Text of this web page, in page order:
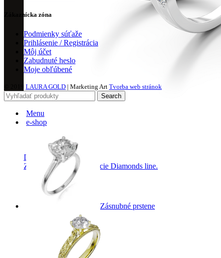
Diamond Line
Zásnubné prstne z kolekcie Diamonds line.
Zákaznícka zóna
Podmienky súťaže
Prihlásenie / Registrácia
Môj účet
Zabudnuté heslo
Moje obľúbené
LAURA GOLD | Marketing Art Tvorba web stránok
Search
Menu
e-shop
Zásnubné prstene